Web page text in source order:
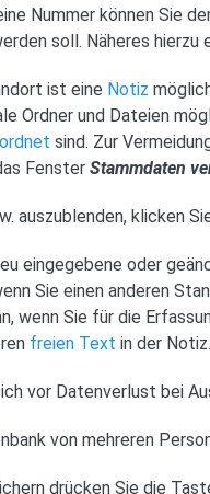
Nummer können Sie
soll. Näheres hierzu
ist eine Notiz
Ordner und Dateien
sind. Zur
FensterStammdaten
auszublenden, klicken
eingegebene oder
Sie einen anderen
wenn Sie für die
freien Text in der
vor Datenverlust bei
von mehreren
drücken Sie die